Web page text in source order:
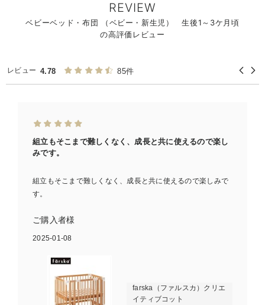
お気に入り商品を確認する
REVIEW
ベビーベッド・布団 （ベビー・新生児） 生後1～3ケ月頃
の高評価レビュー
レビュー 4.78 85件
組立もそこまで難しくなく、成長と共に使えるので楽し
みです。
組立もそこまで難しくなく、成長と共に使えるので楽しみで
す。
ご購入者様
2025-01-08
farska（ファルスカ）クリエ
イティブコット